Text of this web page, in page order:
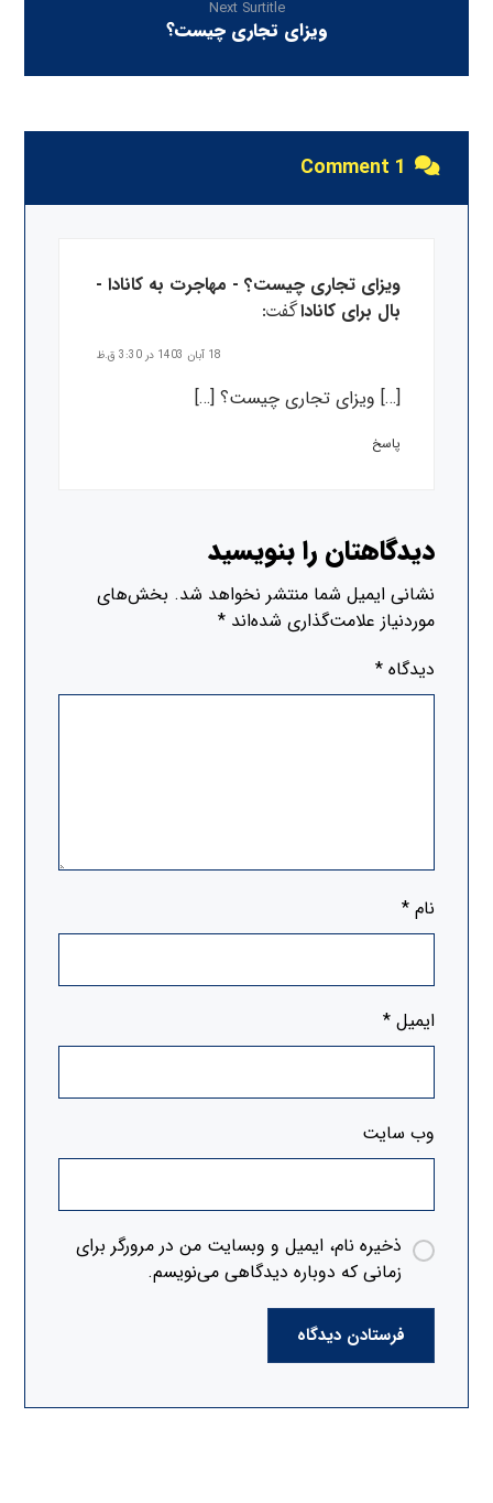
Next Surtitle
ویزای تجاری چیست؟
1 Comment
ویزای تجاری چیست؟ - مهاجرت به کانادا -
بال برای کانادا گفت:
18 آبان 1403 در 3:30 ق.ظ
[…] ویزای تجاری چیست؟ […]
پاسخ
دیدگاهتان را بنویسید
نشانی ایمیل شما منتشر نخواهد شد. بخش‌های
موردنیاز علامت‌گذاری شده‌اند*
دیدگاه*
نام*
ایمیل*
وب‌ سایت
ذخیره نام، ایمیل و وبسایت من در مرورگر برای
زمانی که دوباره دیدگاهی می‌نویسم.
فرستادن دیدگاه